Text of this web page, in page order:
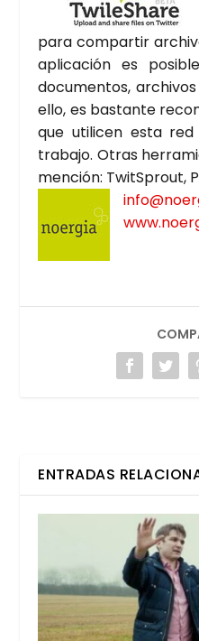
para com­par­tir
apli­ca­ción es
docu­men­tos,
ello, es bas­tan­te
que uti­li­cen esta
tra­ba­jo. Otras
men­ción: TwitS­prout,
ENTRADAS